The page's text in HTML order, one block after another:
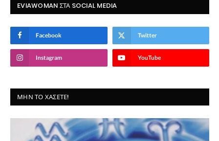
EVIAWOMAN ΣΤΑ SOCIAL MEDIA
Facebook Twitter
Instagram YouTube
ΜΗΝ ΤΟ ΧΆΣΕΤΕ!